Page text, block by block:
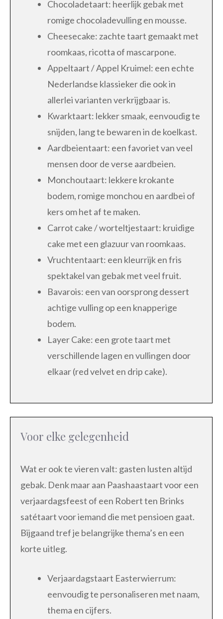
Chocoladetaart: heerlijk gebak met
romige chocoladevulling en mousse.
Cheesecake: zachte taart gemaakt met
roomkaas, ricotta of mascarpone.
Appeltaart / Appel Kruimel: een echte
Nederlandse klassieker die ook in
allerlei varianten verkrijgbaar is.
Kwarktaart: lekker smaak, eenvoudig te
snijden, lang te bewaren in de koelkast.
Aardbeientaart: een favoriet van veel
mensen door de verse aardbeien.
Monchoutaart: lekkere krokante
bodem, romige monchou en aardbei of
kers om het af te maken.
Carrot cake / worteltjestaart: kruidige
cake met een glazuur van roomkaas.
Vruchtentaart: een kleurrijk en fris
spektakel van gebak met veel fruit.
Bavarois: een van oorsprong dessert
achtige vulling op een knapperige
bodem.
Layer Cake: een grote taart met
verschillende lagen en vullingen door
elkaar (red velvet en drip cake).
Voor elke gelegenheid
Wat er ook te vieren valt: gasten lusten altijd
gebak. Denk maar aan Paashaastaart voor een
verjaardagsfeest of een Robert ten Brinks
satétaart voor iemand die met pensioen gaat.
Bijgaand tref je belangrijke thema’s en een
korte uitleg.
Verjaardagstaart Easterwierrum:
eenvoudig te personaliseren met naam,
thema en cijfers.